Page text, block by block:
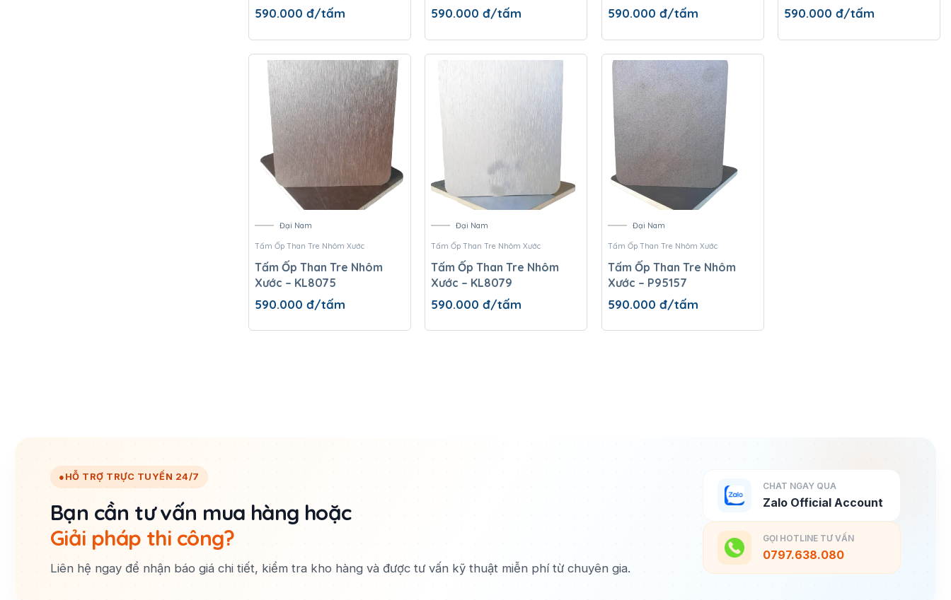
590.000 đ/tấm 590.000đ/tấm 590.000 đ/tấm 590.000đ/tấm
Đại Nam
Tấm Ốp Than Tre Nhôm Xước
Tấm Ốp Than Tre Nhôm
Xước – KL8075
590.000 đ/tấm
Đại Nam
Tấm Ốp Than Tre Nhôm Xước
Tấm Ốp Than Tre Nhôm
Xước – KL8079
590.000đ/tấm
Đại Nam
Tấm Ốp Than Tre Nhôm Xước
Tấm Ốp Than Tre Nhôm
Xước – P95157
590.000 đ/tấm
● HỖ TRỢ TRỰC TUYẾN 24/7
Bạn cần tư vấn mua hàng hoặc
Giải pháp thi công?
Liên hệ ngay để nhận báo giá chi tiết, kiểm tra kho hàng và được tư vấn kỹ thuật miễn phí từ chuyên gia.
CHAT NGAY QUA
Zalo Official Account
GỌI HOTLINE TƯ VẤN
0797.638.080